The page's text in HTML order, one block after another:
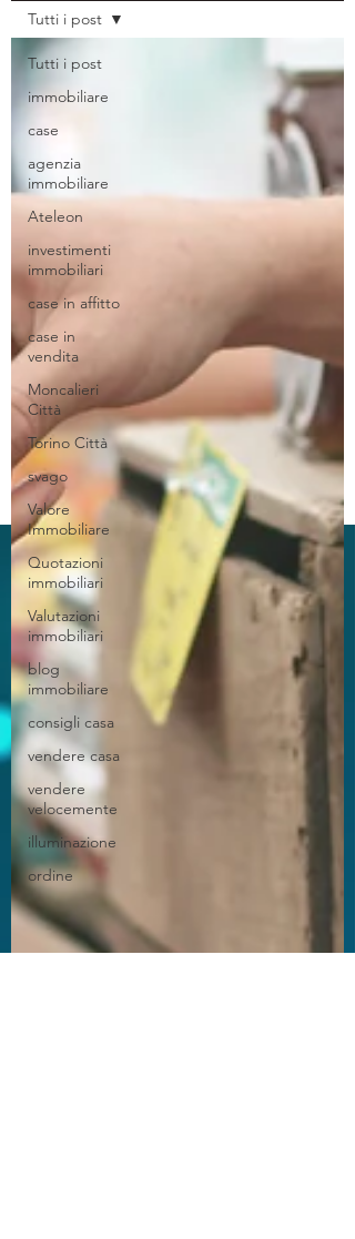
Tutti i post
immobiliare
case
agenzia
immobiliare
Ateleon
investimenti
immobiliari
case in affitto
case in
vendita
Moncalieri
Città
Torino Città
svago
Valore
Immobiliare
Quotazioni
immobiliari
Valutazioni
immobiliari
blog
immobiliare
consigli casa
vendere casa
vendere
velocemente
illuminazione
ordine
Tutti i post